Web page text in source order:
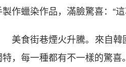
製作蠟染作品，滿臉驚喜：“
食街巷煙火升騰。來自韓
特，每一種都有不一樣的驚喜